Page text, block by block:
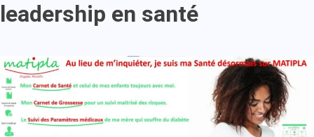
leadership en santé